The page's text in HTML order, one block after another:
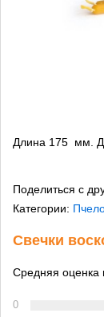
Длина 175 мм.
Поделиться с
Категории:
Свечки
Средняя оценка
0